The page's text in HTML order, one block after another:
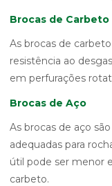
Brocas de Carbeto
As brocas de
resistência ao
em perfurações
Brocas de Aço
As brocas de aço
adequadas para
útil pode ser menor
carbeto.